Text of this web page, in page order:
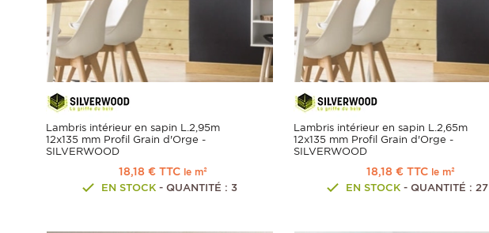
Lambris intérieur en sapin L.2,95m
12x135 mm Profil Grain d'Orge -
SILVERWOOD
18,18 € TTC le m²
EN STOCK - QUANTITÉ : 3
Lambris intérieur en sapin L.2,65m
12x135 mm Profil Grain d'Orge -
SILVERWOOD
18,18 € TTC le m²
EN STOCK - QUANTITÉ : 27